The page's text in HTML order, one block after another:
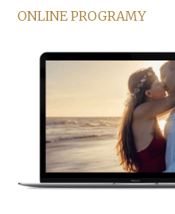
ONLINE PROGRAMY